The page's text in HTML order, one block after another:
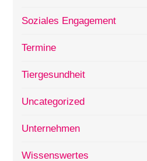
Soziales Engagement
Termine
Tiergesundheit
Uncategorized
Unternehmen
Wissenswertes